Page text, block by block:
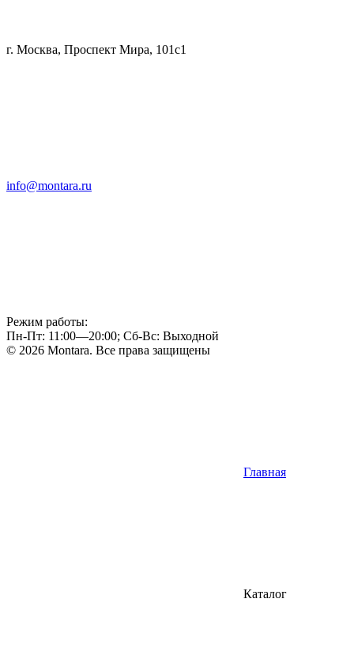
г. Москва, Проспект Мира, 101с1
info@montara.ru
Режим работы:
Пн-Пт: 11:00—20:00; Сб-Вс: Выходной
© 2026 Montara. Все права защищены
Главная
Каталог